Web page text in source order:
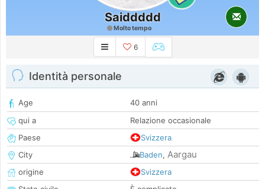
Saiddddd
Molto tempo
6
Identità personale
Age
40 anni
qui a
Relazione occasionale
Paese
Svizzera
City
Baden, Aargau
origine
Svizzera